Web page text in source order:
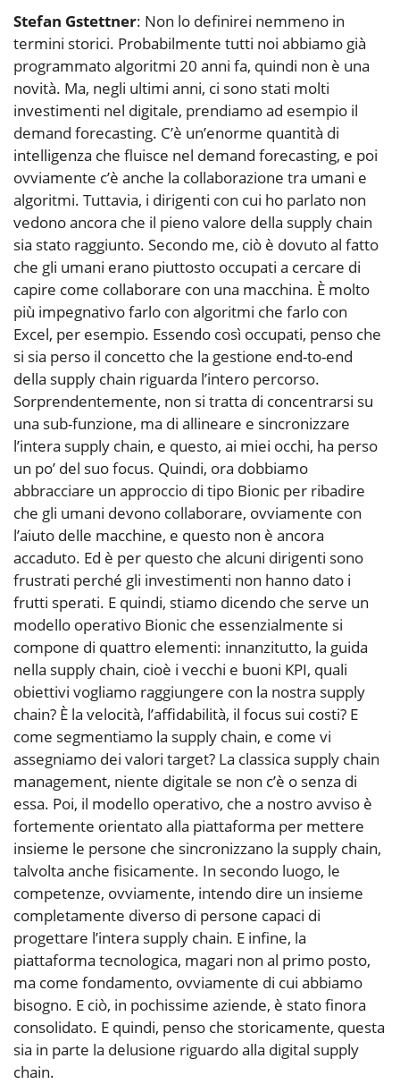
Stefan Gstettner: Non lo definirei nemmeno in
termini storici. Probabilmente tutti noi abbiamo già
programmato algoritmi 20 anni fa, quindi non è una
novità. Ma, negli ultimi anni, ci sono stati molti
investimenti nel digitale, prendiamo ad esempio il
demand forecasting. C’è un’enorme quantità di
intelligenza che fluisce nel demand forecasting, e poi
ovviamente c’è anche la collaborazione tra umani e
algoritmi. Tuttavia, i dirigenti con cui ho parlato non
vedono ancora che il pieno valore della supply chain
sia stato raggiunto. Secondo me, ciò è dovuto al fatto
che gli umani erano piuttosto occupati a cercare di
capire come collaborare con una macchina. È molto
più impegnativo farlo con algoritmi che farlo con
Excel, per esempio. Essendo così occupati, penso che
si sia perso il concetto che la gestione end-to-end
della supply chain riguarda l’intero percorso.
Sorprendentemente, non si tratta di concentrarsi su
una sub-funzione, ma di allineare e sincronizzare
l’intera supply chain, e questo, ai miei occhi, ha perso
un po’ del suo focus. Quindi, ora dobbiamo
abbracciare un approccio di tipo Bionic per ribadire
che gli umani devono collaborare, ovviamente con
l’aiuto delle macchine, e questo non è ancora
accaduto. Ed è per questo che alcuni dirigenti sono
frustrati perché gli investimenti non hanno dato i
frutti sperati. E quindi, stiamo dicendo che serve un
modello operativo Bionic che essenzialmente si
compone di quattro elementi: innanzitutto, la guida
nella supply chain, cioè i vecchi e buoni KPI, quali
obiettivi vogliamo raggiungere con la nostra supply
chain? È la velocità, l’affidabilità, il focus sui costi? E
come segmentiamo la supply chain, e come vi
assegniamo dei valori target? La classica supply chain
management, niente digitale se non c’è o senza di
essa. Poi, il modello operativo, che a nostro avviso è
fortemente orientato alla piattaforma per mettere
insieme le persone che sincronizzano la supply chain,
talvolta anche fisicamente. In secondo luogo, le
competenze, ovviamente, intendo dire un insieme
completamente diverso di persone capaci di
progettare l’intera supply chain. E infine, la
piattaforma tecnologica, magari non al primo posto,
ma come fondamento, ovviamente di cui abbiamo
bisogno. E ciò, in pochissime aziende, è stato finora
consolidato. E quindi, penso che storicamente, questa
sia in parte la delusione riguardo alla digital supply
chain.